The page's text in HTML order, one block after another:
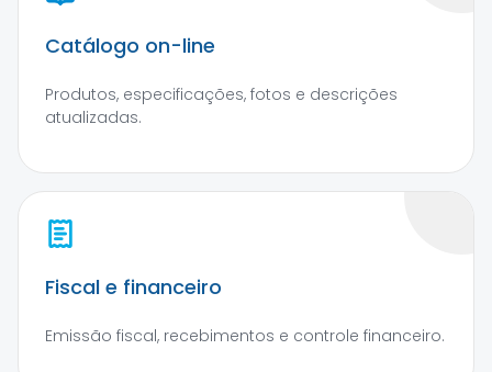
Catálogo on-line
Produtos, especificações, fotos e descrições
atualizadas.
Fiscal e financeiro
Emissão fiscal, recebimentos e controle financeiro.